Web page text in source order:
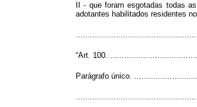
II - que foram esgotadas todas
adotantes habilitados residentes
“Art. 100.
Parágrafo único.